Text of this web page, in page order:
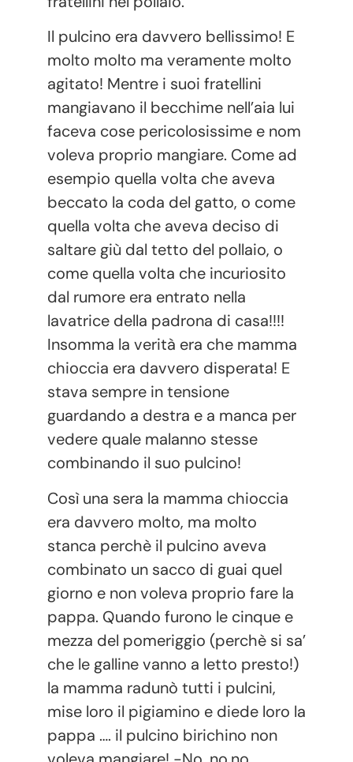
Il pulcino era davvero bellissimo! E
molto molto ma veramente molto
agitato! Mentre i suoi fratellini
mangiavano il becchime nell’aia lui
faceva cose pericolosissime e nom
voleva proprio mangiare. Come ad
esempio quella volta che aveva
beccato la coda del gatto, o come
quella volta che aveva deciso di
saltare giù dal tetto del pollaio, o
come quella volta che incuriosito
dal rumore era entrato nella
lavatrice della padrona di casa!!!!
Insomma la verità era che mamma
chioccia era davvero disperata! E
stava sempre in tensione
guardando a destra e a manca per
vedere quale malanno stesse
combinando il suo pulcino!
Così una sera la mamma chioccia
era davvero molto, ma molto
stanca perchè il pulcino aveva
combinato un sacco di guai quel
giorno e non voleva proprio fare la
pappa. Quando furono le cinque e
mezza del pomeriggio (perchè si sa’
che le galline vanno a letto presto!)
la mamma radunò tutti i pulcini,
mise loro il pigiamino e diede loro la
pappa …. il pulcino birichino non